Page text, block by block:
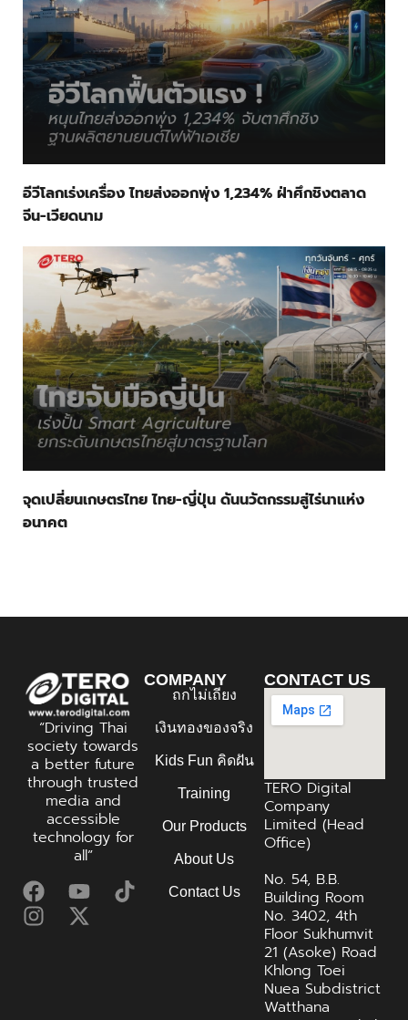
อีวีโลกเร่งเครื่อง ไทยส่งออกพุ่ง 1,234% ฝ่าศึกชิงตลาด
จีน-เวียดนาม
จุดเปลี่ยนเกษตรไทย ไทย-ญี่ปุ่น ดันนวัตกรรมสู่ไร่นาแห่ง
อนาคต
“Driving Thai
society towards
a better future
through trusted
media and
accessible
technology for
all”
COMPANY
ถกไม่เถียง
เงินทองของจริง
Kids Fun คิดฝัน
Training
Our Products
About Us
Contact Us
CONTACT US
TERO Digital
Company
Limited (Head
Office)
No. 54, B.B.
Building Room
No. 3402, 4th
Floor Sukhumvit
21 (Asoke) Road
Khlong Toei
Nuea Subdistrict
Watthana